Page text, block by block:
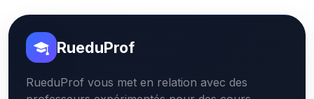
RueduProf
RueduProf vous met en relation avec des